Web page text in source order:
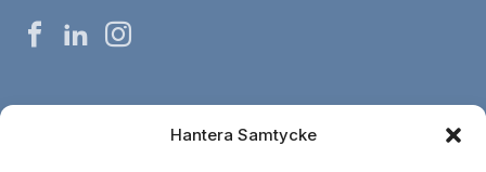
Hantera Samtycke
Stockholms
Stockholms
Stockholms